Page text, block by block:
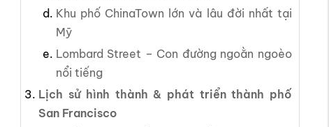
Khu phố ChinaTown lớn và lâu đời nhất tại
Mỹ
Lombard Street – Con đường ngoằn ngoèo
nổi tiếng
Lịch sử hình thành & phát triển thành phố
San Francisco